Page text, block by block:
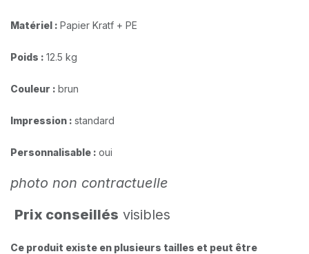
Matériel : Papier Kratf + PE
Poids : 12.5 kg
Couleur : brun
Impression : standard​
Personnalisable : oui
photo non contractuelle
Prix conseillés visibles
Ce produit existe en plusieurs tailles et peut être